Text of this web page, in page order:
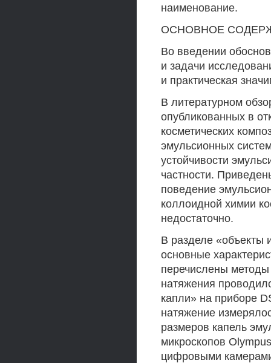
наименование.
ОСНОВНОЕ
Во введении
и задачи
и практическая
В литературном
опубликованных в
косметических
эмульсионных
устойчивости
частности.
поведение
коллоидной химии
недостаточно.
В разделе «объекты
основные
перечислены
натяжения
капли» на приборе
натяжение
размеров капель
микроскопов
цифровыми